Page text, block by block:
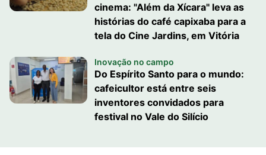
cinema: "Além da Xícara" leva as
histórias do café capixaba para a
tela do Cine Jardins, em Vitória
Inovação no campo
Do Espírito Santo para o mundo:
cafeicultor está entre seis
inventores convidados para
festival no Vale do Silício